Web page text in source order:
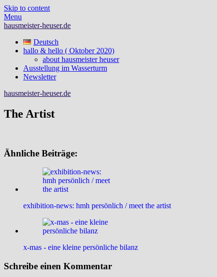
Skip to content
Menu
hausmeister-heuser.de
Deutsch
hallo & hello ( Oktober 2020)
about hausmeister heuser
Ausstellung im Wasserturm
Newsletter
hausmeister-heuser.de
The Artist
Ähnliche Beiträge:
exhibition-news: hmh persönlich / meet the artist
x-mas - eine kleine persönliche bilanz
Schreibe einen Kommentar